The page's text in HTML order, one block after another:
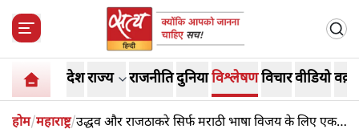
देशराज्य राजनीतिदुनियाविश्लेषणविचारवीडियो
होम/महाराष्ट्र/उद्धव और राजठाकरे सिर्फ मराठी भाषा विजय के लिए एक